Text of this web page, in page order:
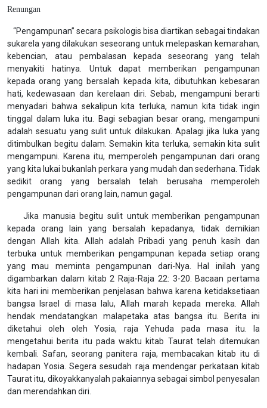
Renungan
“Pengampunan” secara psikologis bisa diartikan sebagai tindakan
sukarela yang dilakukan seseorang untuk melepaskan kemarahan,
kebencian, atau pembalasan kepada seseorang yang telah
menyakiti hatinya. Untuk dapat memberikan pengampunan
kepada orang yang bersalah kepada kita, dibutuhkan kebesaran
hati, kedewasaan dan kerelaan diri. Sebab, mengampuni berarti
menyadari bahwa sekalipun kita terluka, namun kita tidak ingin
tinggal dalam luka itu. Bagi sebagian besar orang, mengampuni
adalah sesuatu yang sulit untuk dilakukan. Apalagi jika luka yang
ditimbulkan begitu dalam. Semakin kita terluka, semakin kita sulit
mengampuni. Karena itu, memperoleh pengampunan dari orang
yang kita lukai bukanlah perkara yang mudah dan sederhana. Tidak
sedikit orang yang bersalah telah berusaha memperoleh
pengampunan dari orang lain, namun gagal.
Jika manusia begitu sulit untuk memberikan pengampunan
kepada orang lain yang bersalah kepadanya, tidak demikian
dengan Allah kita. Allah adalah Pribadi yang penuh kasih dan
terbuka untuk memberikan pengampunan kepada setiap orang
yang mau meminta pengampunan dari-Nya. Hal inilah yang
digambarkan dalam kitab 2 Raja-Raja 22: 3-20. Bacaan pertama
kita hari ini memberikan penjelasan bahwa karena ketidaksetiaan
bangsa Israel di masa lalu, Allah marah kepada mereka. Allah
hendak mendatangkan malapetaka atas bangsa itu. Berita ini
diketahui oleh oleh Yosia, raja Yehuda pada masa itu. Ia
mengetahui berita itu pada waktu kitab Taurat telah ditemukan
kembali. Safan, seorang panitera raja, membacakan kitab itu di
hadapan Yosia. Segera sesudah raja mendengar perkataan kitab
Taurat itu, dikoyakkanyalah pakaiannya sebagai simbol penyesalan
dan merendahkan diri.